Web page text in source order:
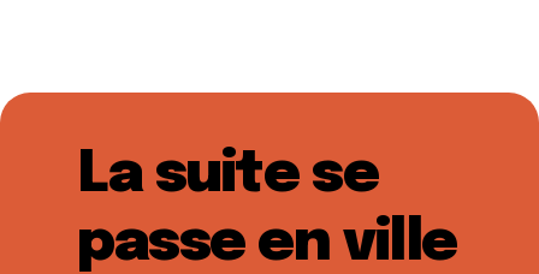
La suite se
passe en ville